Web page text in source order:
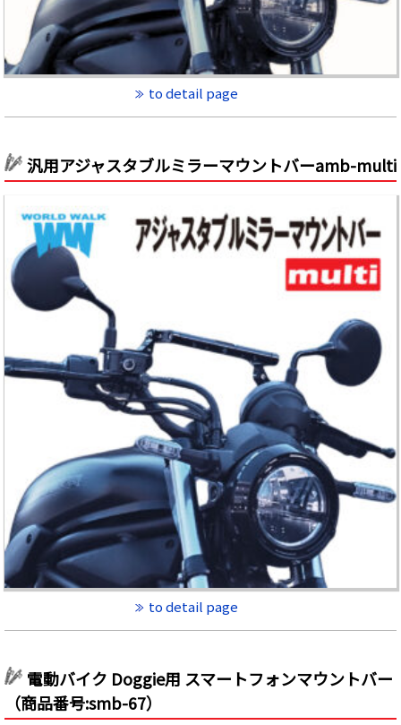
to detail page
汎用アジャスタブルミラーマウントバーamb-multi
to detail page
電動バイク Doggie用 スマートフォンマウントバー
（商品番号:smb-67）